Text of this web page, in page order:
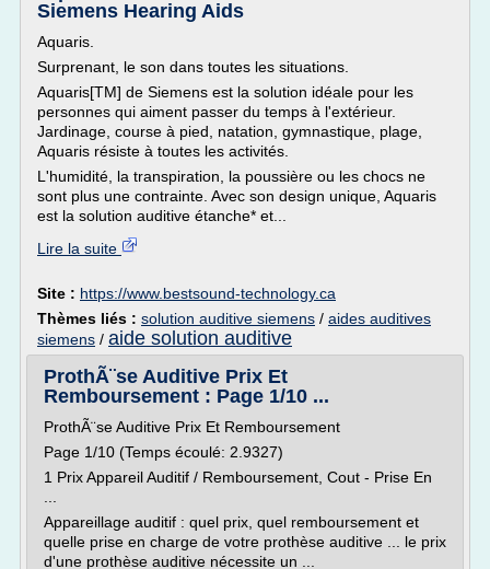
Siemens Hearing Aids
Aquaris.
Surprenant, le son dans toutes les situations.
Aquaris[TM] de Siemens est la solution idéale pour les
personnes qui aiment passer du temps à l'extérieur.
Jardinage, course à pied, natation, gymnastique, plage,
Aquaris résiste à toutes les activités.
L'humidité, la transpiration, la poussière ou les chocs ne
sont plus une contrainte. Avec son design unique, Aquaris
est la solution auditive étanche* et...
Lire la suite
Site : https://www.bestsound-technology.ca
Thèmes liés : solution auditive siemens / aides auditives
siemens / aide solution auditive
ProthÃ¨se Auditive Prix Et
Remboursement : Page 1/10 ...
ProthÃ¨se Auditive Prix Et Remboursement
Page 1/10 (Temps écoulé: 2.9327)
1 Prix Appareil Auditif / Remboursement, Cout - Prise En
Appareillage auditif : quel prix, quel remboursement et
quelle prise en charge de votre prothèse auditive ... le prix
d'une prothèse auditive nécessite un ...